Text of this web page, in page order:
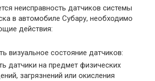
неисправность датчиков системы
в автомобиле Субару, необходимо
действия:
визуальное состояние датчиков:
датчики на предмет физических
загрязнений или окисления